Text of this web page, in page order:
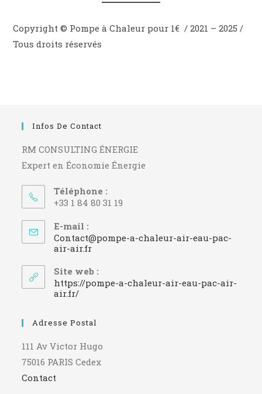
Copyright © Pompe à Chaleur pour 1€ / 2021 – 2025 /
Tous droits réservés
Infos De Contact
RM CONSULTING ÉNERGIE
Expert en Économie Énergie
Téléphone :
+33 1 84 80 31 19
E-mail :
Contact@pompe-a-chaleur-air-eau-pac-
air-air.frS’ouvre
votre
application
Site web :
https://pompe-a-chaleur-air-eau-pac-air-
air.fr/
Adresse Postal
111 Av Victor Hugo
75016 PARIS Cedex
Contact